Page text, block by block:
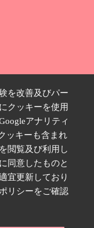
を改善及びパー
クッキーを使用
アナリティ
ッキーも含まれ
閲覧及び利用し
同意したものと
宜更新しており
リシーをご確認